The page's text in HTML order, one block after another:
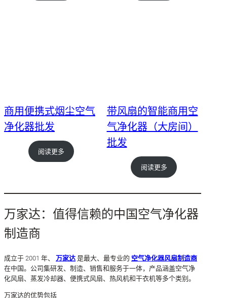
商用便携式烟尘空气
净化器批发
阅读更多
带风扇的智能商用空
气净化器（大房间）
批发
阅读更多
万家达：值得信赖的中国空气净化器
制造商
成立于 2001 年、 万家达是最大、最专业的 空气净化器风扇制造商
在中国。公司集研发、制造、销售和服务于一体，产品涵盖空气净
化风扇、蒸发冷却器、便携式风扇、热风机和干衣机等多个类别。
万家达的优势包括